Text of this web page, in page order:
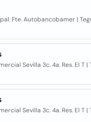
Fte. Autobancobamer |
Sevilla 3c. 4a. Res. El T
Sevilla 3c. 4a. Res. El T